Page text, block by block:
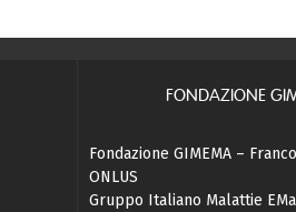
FONDAZIONE
Fondazione GIMEMA –
ONLUS
Gruppo Italiano Malattie